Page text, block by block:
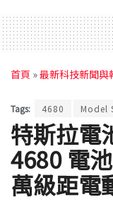
首頁 »最新科技新聞與
Tags: 4680 Model
特斯拉電
4680 電
萬級距電